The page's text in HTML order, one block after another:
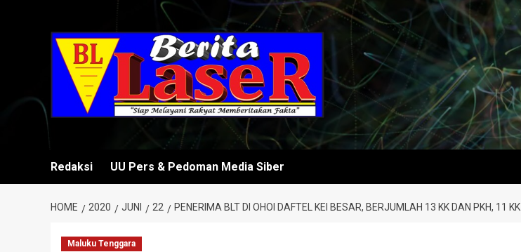
Redaksi UU Pers & Pedoman Media Siber
HOME 2020 JUNI 22 PENERIMA BLT DI OHOI DAFTEL KEI BESAR, BERJUMLAH 13 KK DAN PKH, 11 KK
Maluku Tenggara